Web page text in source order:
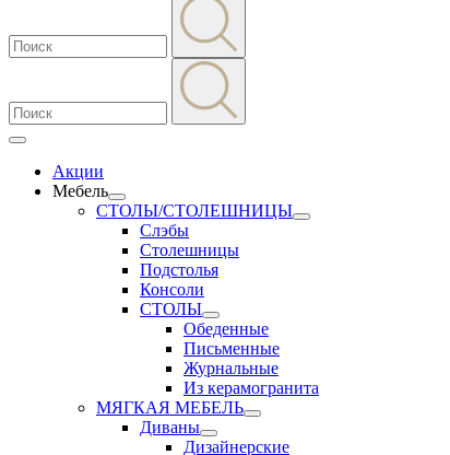
Акции
Мебель
СТОЛЫ/СТОЛЕШНИЦЫ
Слэбы
Столешницы
Подстолья
Консоли
СТОЛЫ
Обеденные
Письменные
Журнальные
Из керамогранита
МЯГКАЯ МЕБЕЛЬ
Диваны
Дизайнерские